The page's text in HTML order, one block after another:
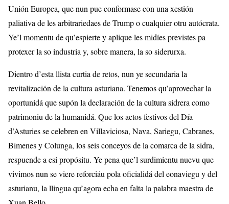
Unión Europea, que nun pue conformase con una xestión
paliativa de les arbitrariedaes de Trump o cualquier otru autócrata.
Ye’l momentu de qu’espierte y aplique les midíes previstes pa
protexer la so industria y, sobre manera, la so siderurxa.
Dientro d’esta llista curtia de retos, nun ye secundaria la
revitalización de la cultura asturiana. Tenemos qu’aprovechar la
oportunidá que supón la declaración de la cultura sidrera como
patrimoniu de la humanidá. Que los actos festivos del Día
d’Asturies se celebren en Villaviciosa, Nava, Sariegu, Cabranes,
Bimenes y Colunga, los seis conceyos de la comarca de la sidra,
respuende a esi propósitu. Ye pena que’l surdimientu nuevu que
vivimos nun se viere reforciáu pola oficialidá del eonaviegu y del
asturianu, la llingua qu’agora echa en falta la palabra maestra de